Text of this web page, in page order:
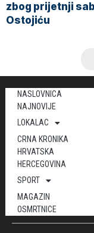
zbog prijetnji
Ostojiću
NASLOVNICA
NAJNOVIJE
LOKALAC
CRNA KRONIKA
HRVATSKA
HERCEGOVINA
SPORT
MAGAZIN
OSMRTNICE